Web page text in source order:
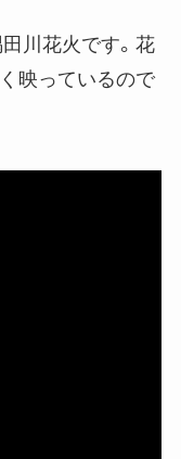
川花火です。花
映っているので